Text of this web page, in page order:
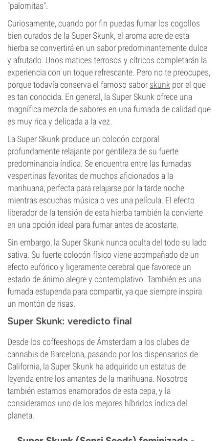
"palomitas".
Curiosamente, cuando por fin puedas fumar los cogollos
bien curados de la Super Skunk, el aroma acre de esta
hierba se convertirá en un sabor predominantemente dulce
y afrutado. Unos matices terrosos y cítricos completarán la
experiencia con un toque refrescante. Pero no te preocupes,
porque todavía conserva el famoso sabor skunk por el que
es tan conocida. En general, la Super Skunk ofrece una
magnífica mezcla de sabores en una fumada de calidad que
es muy rica y delicada a la vez.
La Super Skunk produce un colocón corporal
profundamente relajante por gentileza de su fuerte
predominancia índica. Se encuentra entre las fumadas
vespertinas favoritas de muchos aficionados a la
marihuana; perfecta para relajarse por la tarde noche
mientras escuchas música o ves una película. El efecto
liberador de la tensión de esta hierba también la convierte
en una opción ideal para fumar antes de acostarte.
Sin embargo, la Super Skunk nunca oculta del todo su lado
sativa. Su fuerte colocón físico viene acompañado de un
efecto eufórico y ligeramente cerebral que favorece un
estado de ánimo alegre y contemplativo. También es una
fumada estupenda para compartir, ya que siempre inspira
un montón de risas.
Super Skunk: veredicto final
Desde los coffeeshops de Ámsterdam a los clubes de
cannabis de Barcelona, pasando por los dispensarios de
California, la Super Skunk ha adquirido un estatus de
leyenda entre los amantes de la marihuana. Nosotros
también estamos enamorados de esta cepa, y la
consideramos uno de los mejores híbridos índica del
planeta.